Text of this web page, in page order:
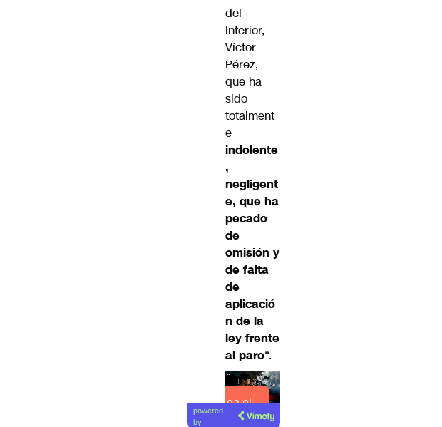
del
Interior,
Víctor
Pérez,
que ha
sido
totalment
e
indolente
,
negligent
e, que ha
pecado
de
omisión y
de falta
de
aplicació
n de la
ley frente
al paro“.
Lea el
artículo
powered
by